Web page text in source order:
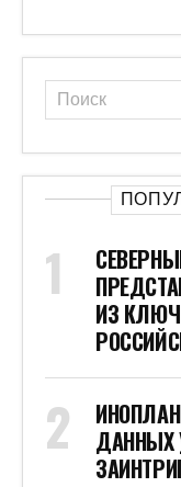
ИЗ
ДАННЫХ